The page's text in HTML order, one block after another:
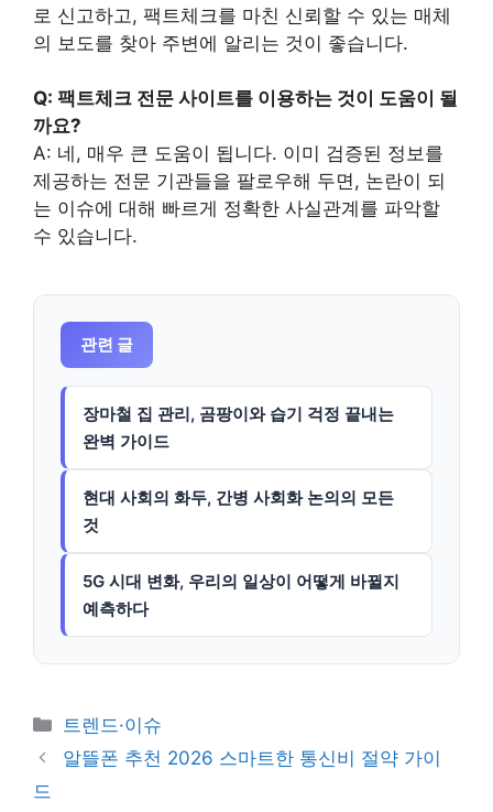
로 신고하고, 팩트체크를 마친 신뢰할 수 있는 매체
의 보도를 찾아 주변에 알리는 것이 좋습니다.
Q: 팩트체크 전문 사이트를 이용하는 것이 도움이 될
까요?
A: 네, 매우 큰 도움이 됩니다. 이미 검증된 정보를
제공하는 전문 기관들을 팔로우해 두면, 논란이 되
는 이슈에 대해 빠르게 정확한 사실관계를 파악할
수 있습니다.
관련 글
장마철 집 관리, 곰팡이와 습기 걱정 끝내는
완벽 가이드
현대 사회의 화두, 간병 사회화 논의의 모든
것
5G 시대 변화, 우리의 일상이 어떻게 바뀔지
예측하다
카
테
트렌드·이슈
알뜰폰 추천 2026 스마트한 통신비 절약 가이
드